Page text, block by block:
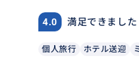
4.0 満足できました
個人旅行 ホテル送迎